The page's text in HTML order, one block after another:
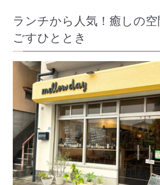
ランチから人気！癒しの空
ごすひととき